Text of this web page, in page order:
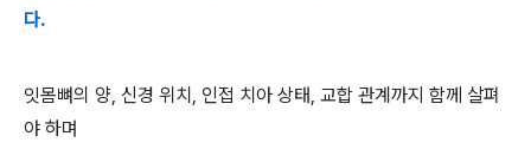
다.
잇몸뼈의 양, 신경 위치, 인접 치아 상태, 교합 관계까지 함께 살펴
야 하며